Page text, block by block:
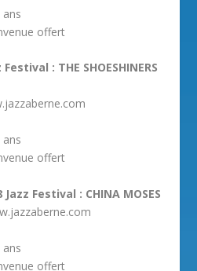
offert
: THE SHOESHINERS
offert
Festival : CHINA MOSES
offert